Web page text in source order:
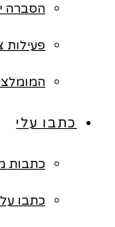
הסברה
פעילות
כתבו עלי
כתבות
כתבו